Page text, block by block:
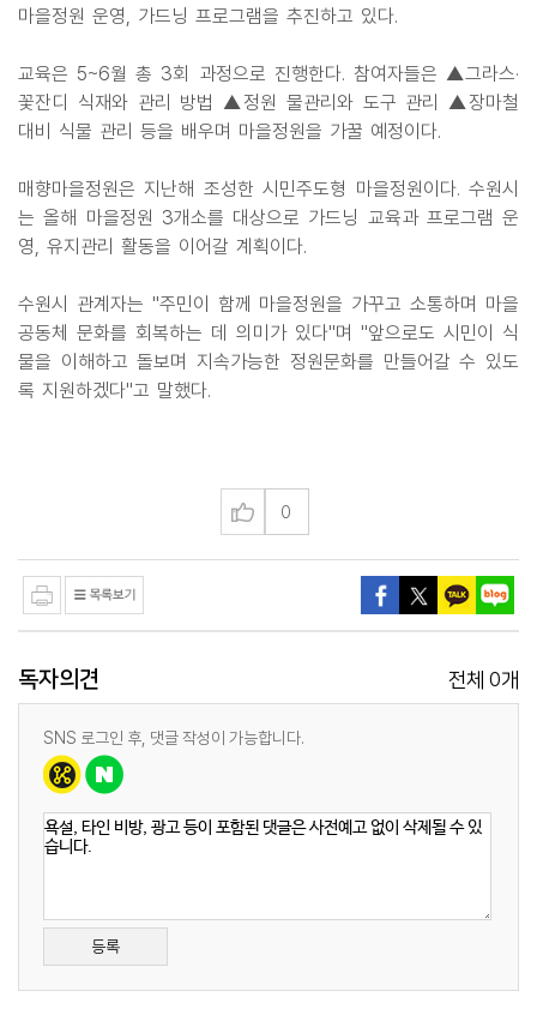
마을정원 운영, 가드닝 프로그램을 추진하고 있다.
교육은 5~6월 총 3회 과정으로 진행한다. 참여자들은 ▲그라스·
꽃잔디 식재와 관리 방법 ▲정원 물관리와 도구 관리 ▲장마철
대비 식물 관리 등을 배우며 마을정원을 가꿀 예정이다.
매향마을정원은 지난해 조성한 시민주도형 마을정원이다. 수원시
는 올해 마을정원 3개소를 대상으로 가드닝 교육과 프로그램 운
영, 유지관리 활동을 이어갈 계획이다.
수원시 관계자는 "주민이 함께 마을정원을 가꾸고 소통하며 마을
공동체 문화를 회복하는 데 의미가 있다"며 "앞으로도 시민이 식
물을 이해하고 돌보며 지속가능한 정원문화를 만들어갈 수 있도
록 지원하겠다"고 말했다.
0
독자의견 전체 0개
SNS 로그인 후, 댓글 작성이 가능합니다.
등록